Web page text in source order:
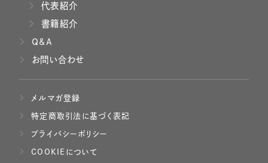
代表紹介
書籍紹介
Q&A
お問い合わせ
メルマガ登録
特定商取引法に基づく表記
プライバシーポリシー
COOKIEについて